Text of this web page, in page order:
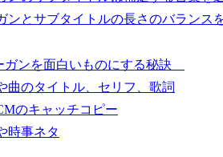
ンとサブタイトルの長さのバランス
ガンを面白いものにする秘訣
曲のタイトル、セリフ、歌詞
のキャッチコピー
時事ネタ